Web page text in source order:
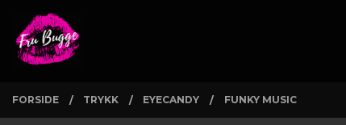
innholdet
PRODUKTER
FORSIDE TRYKK EYECANDY FUNKY MUSIC